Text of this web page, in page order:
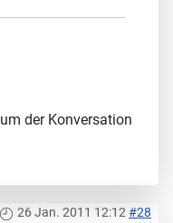
um der Konversation
26 Jan. 2011 12:12#28